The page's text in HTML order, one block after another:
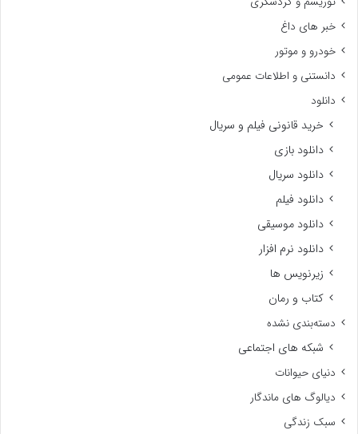
خبر های داغ
خودرو و موتور
دانستنی و اطلاعات عمومی
دانلود
خرید قانونی فیلم و سریال
دانلود بازی
دانلود سریال
دانلود فیلم
دانلود موسیقی
دانلود نرم افزار
زیرنویس ها
کتاب و رمان
دسته‌بندی نشده
شبکه های اجتماعی
دنیای حیوانات
دیالوگ های ماندگار
سبک زندگی